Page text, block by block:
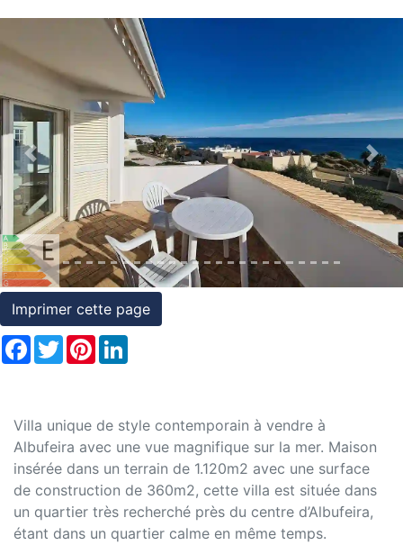
nous
Termes
et
conditions
Témoignages
Conseils
Juridiques
Previous Next
Imprimer cette page
Facebook
TwitterPinterest
Villa unique de style contemporain à vendre à
Albufeira avec une vue magnifique sur la mer. Maison
insérée dans un terrain de 1.120m2 avec une surface
de construction de 360m2, cette villa est située dans
un quartier très recherché près du centre d’Albufeira,
étant dans un quartier calme en même temps.